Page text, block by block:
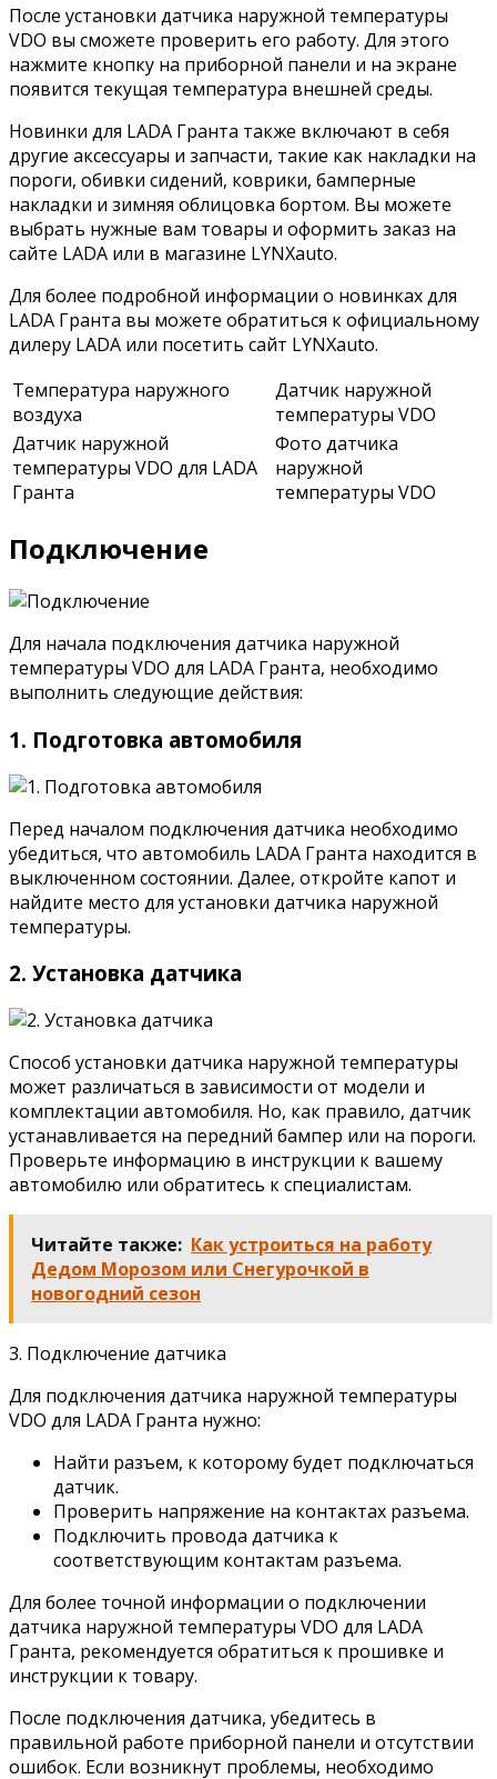
После установки датчика наружной температуры
VDO вы сможете проверить его работу. Для этого
нажмите кнопку на приборной панели и на экране
появится текущая температура внешней среды.
Новинки для LADA Гранта также включают в себя
другие аксессуары и запчасти, такие как накладки на
пороги, обивки сидений, коврики, бамперные
накладки и зимняя облицовка бортом. Вы можете
выбрать нужные вам товары и оформить заказ на
сайте LADA или в магазине LYNXauto.
Для более подробной информации о новинках для
LADA Гранта вы можете обратиться к официальному
дилеру LADA или посетить сайт LYNXauto.
Температура наружного
воздуха
Датчик наружной
температуры VDO
Датчик наружной
температуры VDO для LADA
Гранта
Фото датчика
наружной
температуры VDO
Подключение
Для начала подключения датчика наружной
температуры VDO для LADA Гранта, необходимо
выполнить следующие действия:
1. Подготовка автомобиля
Перед началом подключения датчика необходимо
убедиться, что автомобиль LADA Гранта находится в
выключенном состоянии. Далее, откройте капот и
найдите место для установки датчика наружной
температуры.
2. Установка датчика
Способ установки датчика наружной температуры
может различаться в зависимости от модели и
комплектации автомобиля. Но, как правило, датчик
устанавливается на передний бампер или на пороги.
Проверьте информацию в инструкции к вашему
автомобилю или обратитесь к специалистам.
Читайте также: Как устроиться на работу
Дедом Морозом или Снегурочкой в
новогодний сезон
3. Подключение датчика
Для подключения датчика наружной температуры
VDO для LADA Гранта нужно:
Найти разъем, к которому будет подключаться
датчик.
Проверить напряжение на контактах разъема.
Подключить провода датчика к
соответствующим контактам разъема.
Для более точной информации о подключении
датчика наружной температуры VDO для LADA
Гранта, рекомендуется обратиться к прошивке и
инструкции к товару.
После подключения датчика, убедитесь в
правильной работе приборной панели и отсутствии
ошибок. Если возникнут проблемы, необходимо